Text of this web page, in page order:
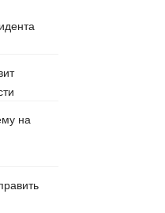
на